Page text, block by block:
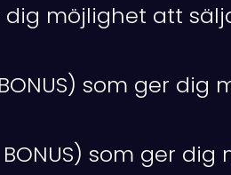
dig möjlighet att
som ger
som ger